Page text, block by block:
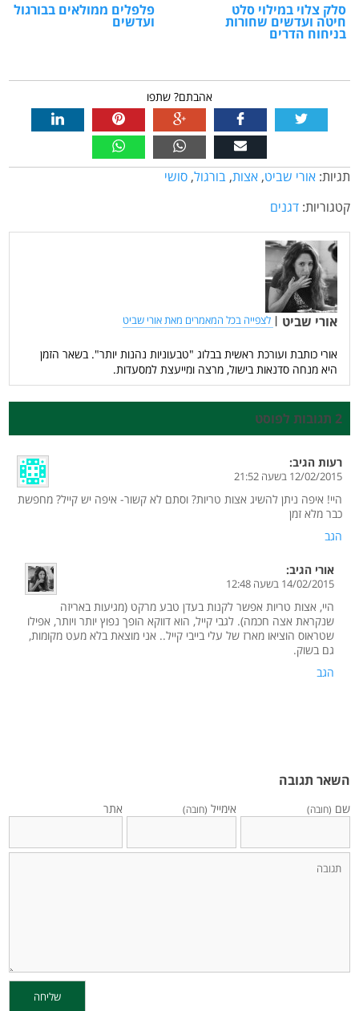
סלק צלוי במילוי סלט
חיטה ועדשים שחורות
בניחוח הדרים
פלפלים ממולאים בבורגול
ועדשים
אהבתם? שתפו
תגיות: אורי שביט,אצות,בורגול,סושי
קטגוריות: דגנים
אורי שביט | לצפייה בכל המאמרים מאת אורי שביט
אורי כותבת ועורכת ראשית בבלוג "טבעוניות נהנות יותר". בשאר הזמן
היא מנחה סדנאות בישול, מרצה ומייעצת למסעדות.
2 תגובות לפוסט
רעות הגיב:
12/02/2015 בשעה 21:52
היי! איפה ניתן להשיג אצות טריות? וסתם לא קשור- איפה יש קייל? מחפשת
כבר מלא זמן
הגב
אורי הגיב:
14/02/2015 בשעה 12:48
היי, אצות טריות אפשר לקנות בעדן טבע מרקט (מגיעות באריזה
שנקראת אצה חכמה). לגבי קייל, הוא דווקא הופך נפוץ יותר ויותר, אפילו
שטראוס הוציאו מארז של עלי בייבי קייל.. אני מוצאת בלא מעט מקומות,
גם בשוק.
הגב
השאר תגובה
שם (חובה) אימייל (חובה) אתר